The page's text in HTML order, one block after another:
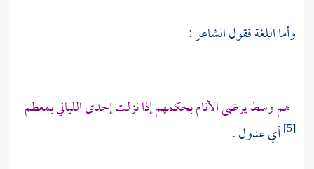
وأما اللغة فقول الشاعر :
هم وسط يرضى الأنام بحكمهم إذا نزلت إحدى الليالي بمعظم
[5]
أي عدول .